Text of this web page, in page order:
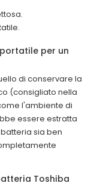
per un
di conservare la
(consigliato nella
l'ambiente di
essere estratta
sia ben
Toshiba